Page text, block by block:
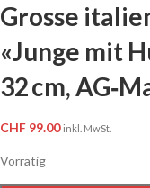
Grosse
«Junge mit
32 cm,
CHF 99.00 inkl. MwSt.
Vorrätig